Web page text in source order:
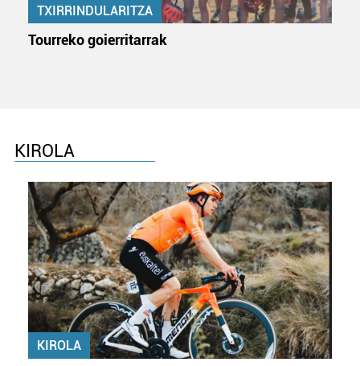
erabiltzen dituen hauta dezakezu.
buruzko informazio gehiago eta ezarri zure lehentasunak
datuen atalean. Edozein unetan alda edo ken dezakezu
zure baimena Cookieen adierazpenean.
Webgune honek cookie propioak eta hirugarrenen cookie-
fitxategiak erabiltzen ditu. Zure esperientzia eta
zerbitzuak hobetzeko asmoz, cookie teknologiaz
baliatzen gara. Ohar hau onartuz gero, teknologia hori
erabiltzeko baimen esplizitua ematen diguzu.Gehiago
TXIRRINDULARITZA
Tourreko goierritarrak
KIROLA
KIROLA